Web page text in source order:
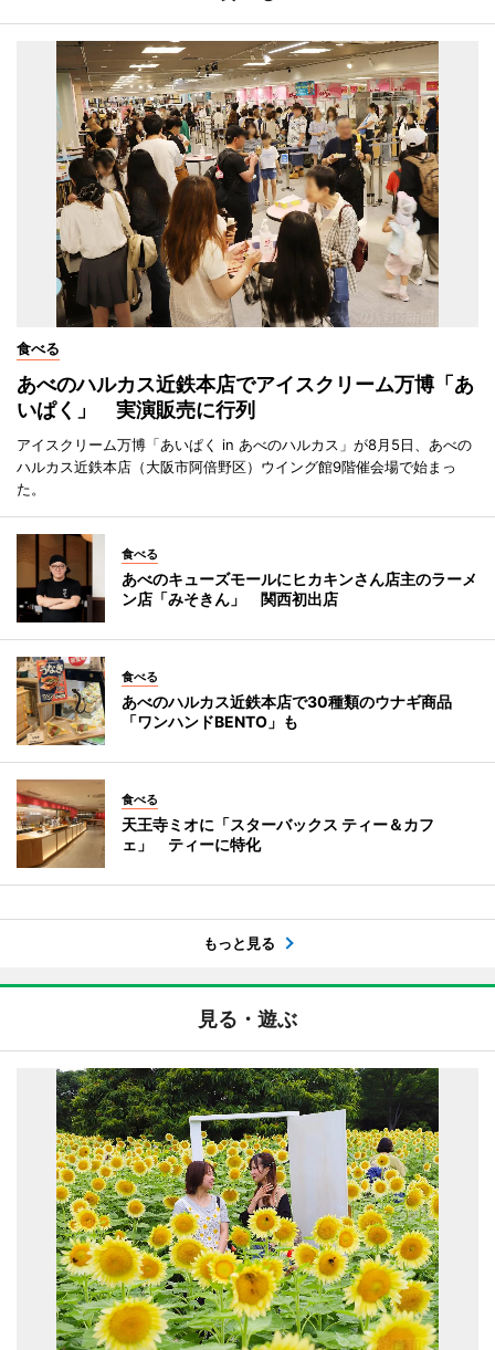
食べる
あべのハルカス近鉄本店でアイスクリーム万博「あ
いぱく」 実演販売に行列
アイスクリーム万博「あいぱく in あべのハルカス」が8月5日、あべの
ハルカス近鉄本店（大阪市阿倍野区）ウイング館9階催会場で始まっ
た。
食べる
あべのキューズモールにヒカキンさん店主のラーメ
ン店「みそきん」 関西初出店
食べる
あべのハルカス近鉄本店で30種類のウナギ商品
「ワンハンドBENTO」も
食べる
天王寺ミオに「スターバックス ティー＆カフ
ェ」 ティーに特化
もっと見る
見る・遊ぶ